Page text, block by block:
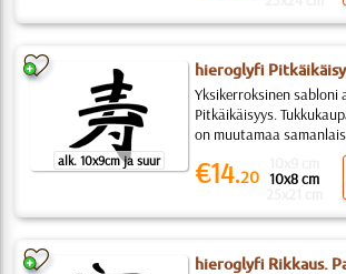
alk. 10x9cm ja suur
hieroglyfi
Yksikerroksinen sabloni
Pitkäikäisyys.
on muutamaa
€14.20 10x8 cm
hieroglyfi Rikkaus.